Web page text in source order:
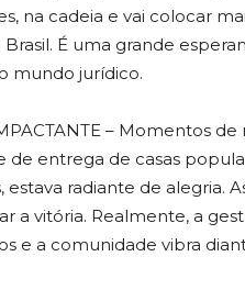
na cadeia e vai colocar
Brasil. É uma grande
mundo jurídico.
– Momentos
de entrega de casas
estava radiante de alegria.
a vitória. Realmente, a
e a comunidade vibra